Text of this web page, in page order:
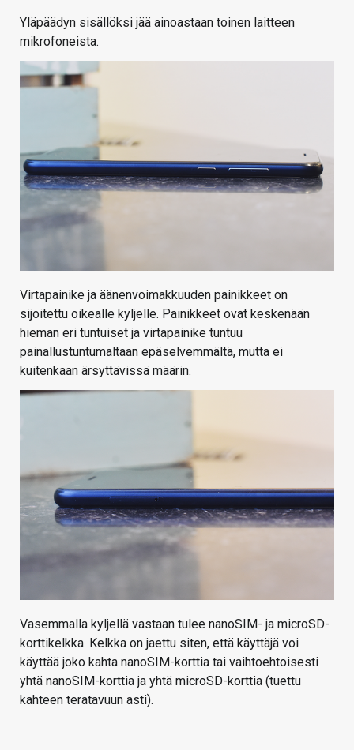
Yläpäädyn sisällöksi jää ainoastaan toinen laitteen
mikrofoneista.
Virtapainike ja äänenvoimakkuuden painikkeet on
sijoitettu oikealle kyljelle. Painikkeet ovat keskenään
hieman eri tuntuiset ja virtapainike tuntuu
painallustuntumaltaan epäselvemmältä, mutta ei
kuitenkaan ärsyttävissä määrin.
Vasemmalla kyljellä vastaan tulee nanoSIM- ja microSD-
korttikelkka. Kelkka on jaettu siten, että käyttäjä voi
käyttää joko kahta nanoSIM-korttia tai vaihtoehtoisesti
yhtä nanoSIM-korttia ja yhtä microSD-korttia (tuettu
kahteen teratavuun asti).